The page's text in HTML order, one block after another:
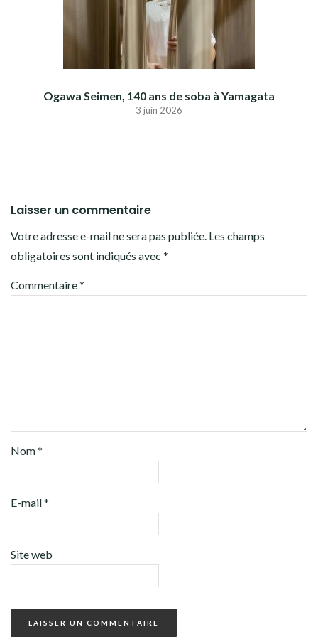
Ogawa Seimen, 140 ans de soba à Yamagata
3 juin 2026
Laisser un commentaire
Votre adresse e-mail ne sera pas publiée. Les champs
obligatoires sont indiqués avec *
Commentaire*
Nom*
E-mail*
Site web